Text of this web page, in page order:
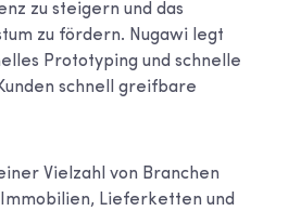
zu steigern und das
zu fördern. Nugawi legt
Prototyping und schnelle
schnell greifbare
Vielzahl von Branchen
Lieferketten und